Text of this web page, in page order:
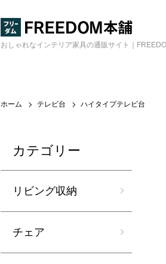
おしゃれなインテリア家具の通販サイト｜
ホーム テレビ台 ハイタイプテレビ台
カテゴリー
リビング収納
チェア